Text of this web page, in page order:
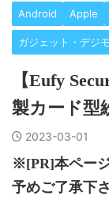
Android Apple
ガジェット・デジ
【Eufy
製カード型
2023-03-01
※[PR]本ペー
予めご了承下さ